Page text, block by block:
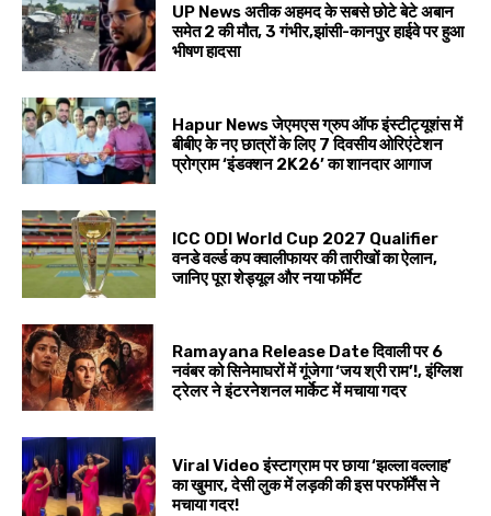
UP News अतीक अहमद के सबसे छोटे बेटे अबान
समेत 2 की मौत, 3 गंभीर,झांसी-कानपुर हाईवे पर हुआ
भीषण हादसा
Hapur News जेएमएस ग्रुप ऑफ इंस्टीट्यूशंस में
बीबीए के नए छात्रों के लिए 7 दिवसीय ओरिएंटेशन
प्रोग्राम ‘इंडक्शन 2K26’ का शानदार आगाज
ICC ODI World Cup 2027 Qualifier
वनडे वर्ल्ड कप क्वालीफायर की तारीखों का ऐलान,
जानिए पूरा शेड्यूल और नया फॉर्मेट
Ramayana Release Date दिवाली पर 6
नवंबर को सिनेमाघरों में गूंजेगा ‘जय श्री राम’!, इंग्लिश
ट्रेलर ने इंटरनेशनल मार्केट में मचाया गदर
Viral Video इंस्टाग्राम पर छाया ‘झल्ला वल्लाह’
का खुमार, देसी लुक में लड़की की इस परफॉर्मेंस ने
मचाया गदर!